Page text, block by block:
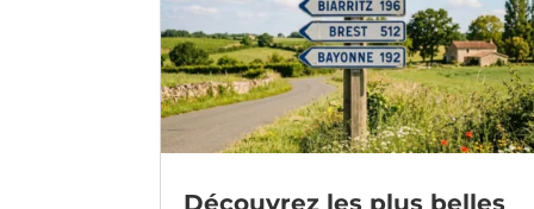
Découvrez les plus belles